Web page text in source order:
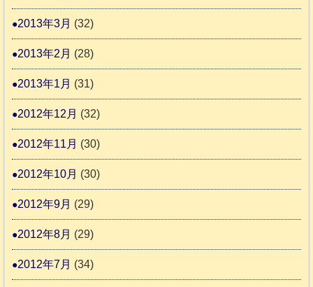
2013年3月 (32)
2013年2月 (28)
2013年1月 (31)
2012年12月 (32)
2012年11月 (30)
2012年10月 (30)
2012年9月 (29)
2012年8月 (29)
2012年7月 (34)